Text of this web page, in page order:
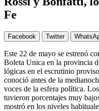
Fe
Facebook Twitter
Este 22 de mayo se estrenó
Boleta Unica en la provincia
lógicas en el escrutinio
conoció antes de la
voces de la esfera política.
tuvieron porcentajes muy
mostró en los niveles